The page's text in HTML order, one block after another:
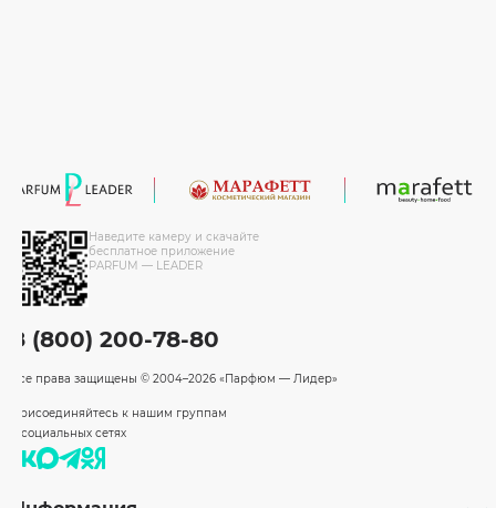
Наведите камеру и скачайте
бесплатное приложение
PARFUM — LEADER
8 (800) 200-78-80
Все права защищены © 2004–2026 «Парфюм — Лидер»
Присоединяйтесь к нашим группам
в социальных сетях